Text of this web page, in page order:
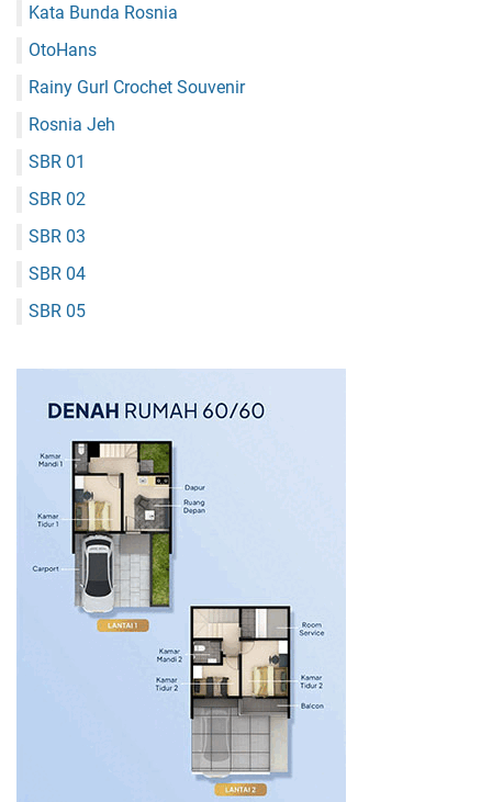
Kata Bunda Rosnia
OtoHans
Rainy Gurl Crochet Souvenir
Rosnia Jeh
SBR 01
SBR 02
SBR 03
SBR 04
SBR 05